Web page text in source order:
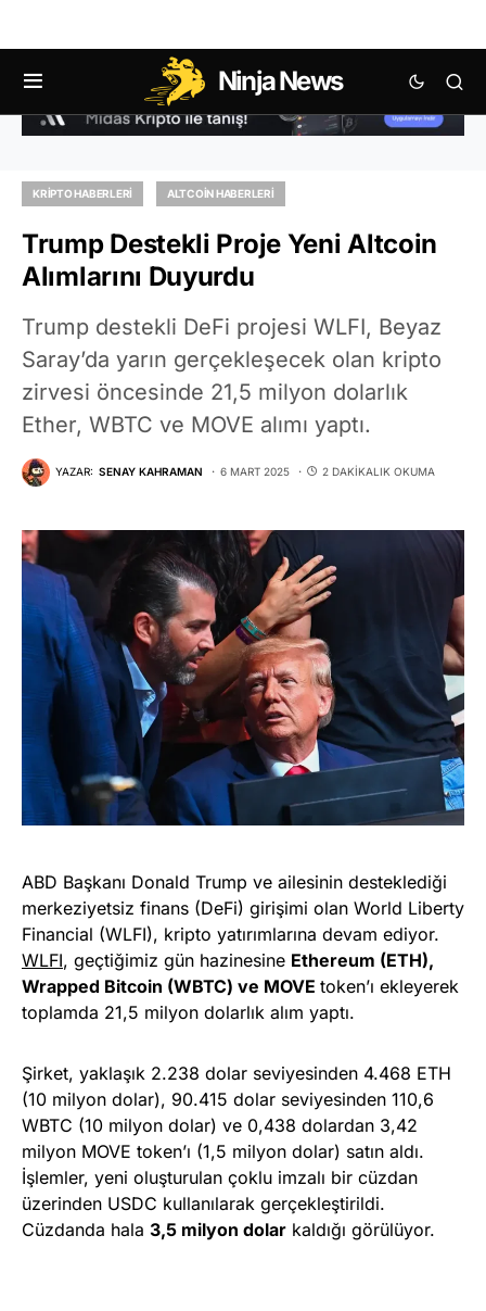
Ninja News
KRIPTO HABERLERI ALTCOIN HABERLERI
Trump Destekli Proje Yeni Altcoin
Alımlarını Duyurdu
Trump destekli DeFi projesi WLFI, Beyaz
Saray’da yarın gerçekleşecek olan kripto
zirvesi öncesinde 21,5 milyon dolarlık
Ether, WBTC ve MOVE alımı yaptı.
YAZAR: SENAY KAHRAMAN 6 MART 2025 2 DAKIKALIK OKUMA
ABD Başkanı Donald Trump ve ailesinin desteklediği
merkeziyetsiz finans (DeFi) girişimi olan World Liberty
Financial (WLFI), kripto yatırımlarına devam ediyor.
WLFI, geçtiğimiz gün hazinesine Ethereum (ETH),
Wrapped Bitcoin (WBTC) ve MOVE token’ı ekleyerek
toplamda 21,5 milyon dolarlık alım yaptı.
Şirket, yaklaşık 2.238 dolar seviyesinden 4.468 ETH
(10 milyon dolar), 90.415 dolar seviyesinden 110,6
WBTC (10 milyon dolar) ve 0,438 dolardan 3,42
milyon MOVE token’ı (1,5 milyon dolar) satın aldı.
İşlemler, yeni oluşturulan çoklu imzalı bir cüzdan
üzerinden USDC kullanılarak gerçekleştirildi.
Cüzdanda hala 3,5 milyon dolar kaldığı görülüyor.